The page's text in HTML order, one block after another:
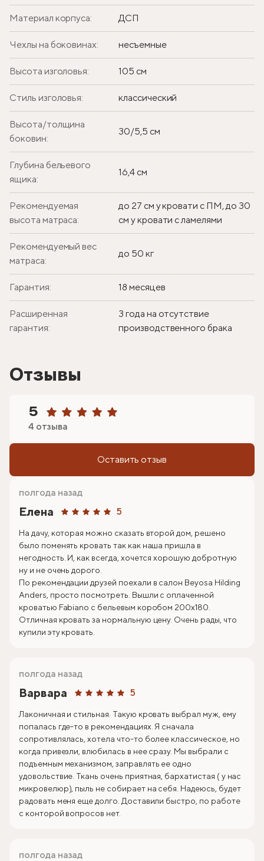
Материал корпуса: ДСП
Чехлы на боковинах: несъемные
Высота изголовья: 105 см
Стиль изголовья: классический
Высота/толщина
боковин:
30/5,5 см
Глубина бельевого
ящика:
16,4 см
Рекомендуемая
высота матраса:
до 27 см у кровати с ПМ, до 30
см у кровати с ламелями
Рекомендуемый вес
матраса:
до 50 кг
Гарантия: 18 месяцев
Расширенная
гарантия:
3 года на отсутствие
производственного брака
Отзывы
5
4 отзыва
Оставить отзыв
Елена 5
полгода назад
На дачу, которая можно сказать второй дом, решено
было поменять кровать так как наша пришла в
негодность. И, как всегда, хочется хорошую добротную
ну и не очень дорого.
По рекомендации друзей поехали в салон Beyosa Hilding
Anders, просто посмотреть. Вышли с оплаченной
кроватью Fabiano с бельевым коробом 200х180.
Отличная кровать за нормальную цену. Очень рады, что
купили эту кровать.
Варвара 5
полгода назад
Лаконичная и стильная. Такую кровать выбрал муж, ему
попалась где-то в рекомендациях. Я сначала
сопротивлялась, хотела что-то более классическое, но
когда привезли, влюбилась в нее сразу. Мы выбрали с
подъемным механизмом, заправлять ее одно
удовольствие. Ткань очень приятная, бархатистая ( у нас
микровелюр), пыль не собирает на себя. Надеюсь, будет
радовать меня еще долго. Доставили быстро, по работе
с конторой вопросов нет.
полгода назад